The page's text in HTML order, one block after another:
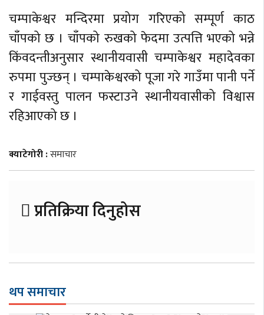
चम्पाकेश्वर मन्दिरमा प्रयोग गरिएको सम्पूर्ण काठ
चाँपको छ । चाँपको रुखको फेदमा उत्पत्ति भएको भन्ने
किंवदन्तीअनुसार स्थानीयवासी चम्पाकेश्वर महादेवका
रुपमा पुज्छन् । चम्पाकेश्वरको पूजा गरे गाउँमा पानी पर्ने
र गाईवस्तु पालन फस्टाउने स्थानीयवासीको विश्वास
रहिआएको छ ।
क्याटेगोरी :समाचार
प्रतिक्रिया दिनुहोस
थप समाचार